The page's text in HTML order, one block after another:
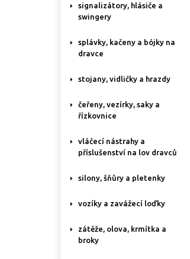
signalizátory, hlásiče a
swingery
splávky, kačeny a bójky na
dravce
stojany, vidličky a hrazdy
čeřeny, vezírky, saky a
řízkovnice
vláčecí nástrahy a
příslušenství na lov dravců
silony, šňůry a pletenky
vozíky a zavážecí loďky
zátěže, olova, krmítka a
broky